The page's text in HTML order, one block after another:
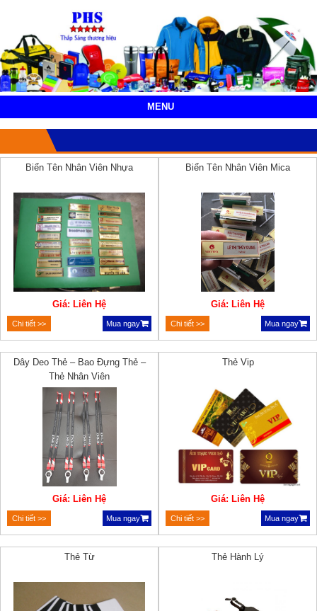
MENU
Biển Tên Nhân Viên Nhựa
Giá: Liên Hệ
Chi tiết >> Mua ngay
Biển Tên Nhân Viên Mica
Giá: Liên Hệ
Chi tiết >> Mua ngay
Dây Deo Thẻ – Bao Đựng Thẻ –
Thẻ Nhân Viên
Giá: Liên Hệ
Chi tiết >> Mua ngay
Thẻ Vip
Giá: Liên Hệ
Chi tiết >> Mua ngay
Thẻ Từ Thẻ Hành Lý